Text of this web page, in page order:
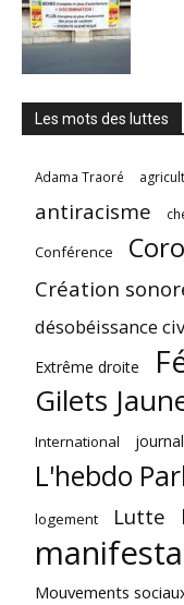
Les mots des luttes
Adama Traoré
antiracisme
Conférence
Création
désobéissance
Extrême droite
Gilets
International
L'hebdo
logement
Lutte
Mouvements